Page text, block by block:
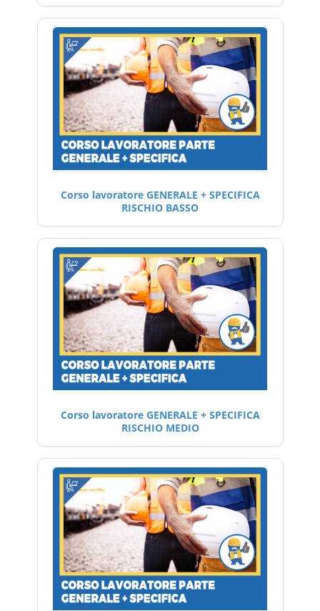
Corso lavoratore GENERALE + SPECIFICA
RISCHIO BASSO
Corso lavoratore GENERALE + SPECIFICA
RISCHIO MEDIO